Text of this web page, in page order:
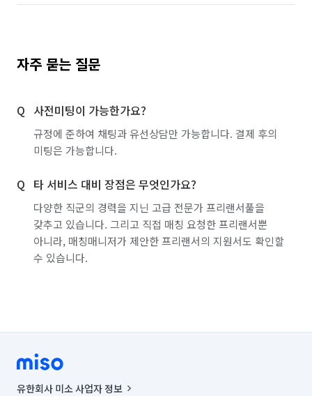
자주 묻는 질문
사전미팅이 가능한가요?
규정에 준하여 채팅과 유선상담만 가능합니다. 결제 후의
미팅은 가능합니다.
타 서비스 대비 장점은 무엇인가요?
다양한 직군의 경력을 지닌 고급 전문가 프리랜서풀을
갖추고 있습니다. 그리고 직접 매칭 요청한 프리랜서뿐
아니라, 매칭매니저가 제안한 프리랜서의 지원서도 확인할
수 있습니다.
유한회사 미소 사업자 정보